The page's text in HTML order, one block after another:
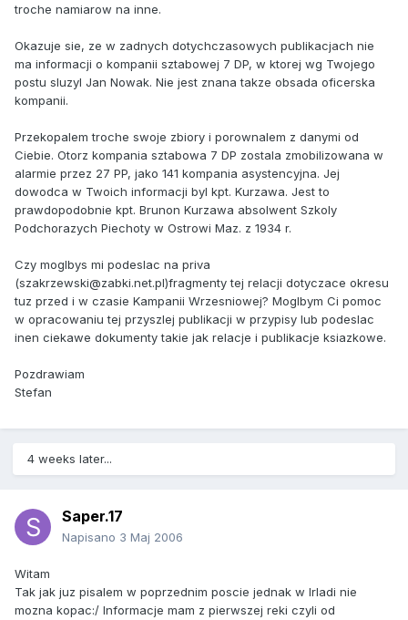
troche namiarow na inne.
Okazuje sie, ze w zadnych dotychczasowych publikacjach nie
ma informacji o kompanii sztabowej 7 DP, w ktorej wg Twojego
postu sluzyl Jan Nowak. Nie jest znana takze obsada oficerska
kompanii.
Przekopalem troche swoje zbiory i porownalem z danymi od
Ciebie. Otorz kompania sztabowa 7 DP zostala zmobilizowana w
alarmie przez 27 PP, jako 141 kompania asystencyjna. Jej
dowodca w Twoich informacji byl kpt. Kurzawa. Jest to
prawdopodobnie kpt. Brunon Kurzawa absolwent Szkoly
Podchorazych Piechoty w Ostrowi Maz. z 1934 r.
Czy moglbys mi podeslac na priva
(szakrzewski@zabki.net.pl)fragmenty tej relacji dotyczace okresu
tuz przed i w czasie Kampanii Wrzesniowej? Moglbym Ci pomoc
w opracowaniu tej przyszlej publikacji w przypisy lub podeslac
inen ciekawe dokumenty takie jak relacje i publikacje ksiazkowe.
Pozdrawiam
Stefan
4 weeks later...
Saper.17
Napisano 3 Maj 2006
Witam
Tak jak juz pisalem w poprzednim poscie jednak w Irladi nie
mozna kopac:/ Informacje mam z pierwszej reki czyli od